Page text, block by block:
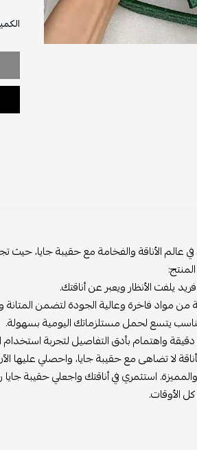
عالم الأناقة والفخامة مع حقيبة جايا،
يلفت الأنظار ويعبر عن أناقتك.
مواد فاخرة وعالية الجودة لتضمن المتانة
يتسع لحمل مستلزماتك اليومية بسهولة.
واهتمام بأدق التفاصيل لتجربة استخدام
لا تضاهى مع حقيبة جايا، واحصلي
والمميزة. استثمري في أناقتك واجعلي حقيبة
كل الأوقات.